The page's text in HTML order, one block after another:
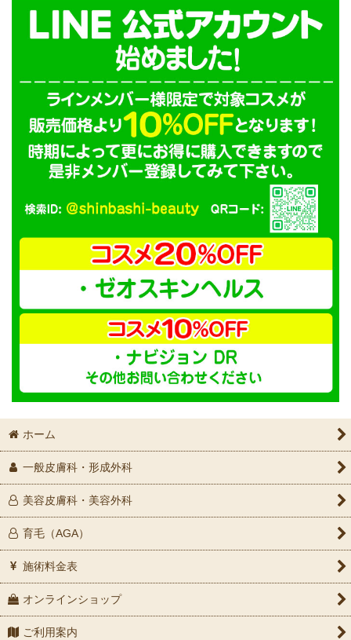
ホーム
一般皮膚科・形成外科
美容皮膚科・美容外科
育毛（AGA）
施術料金表
オンラインショップ
ご利用案内